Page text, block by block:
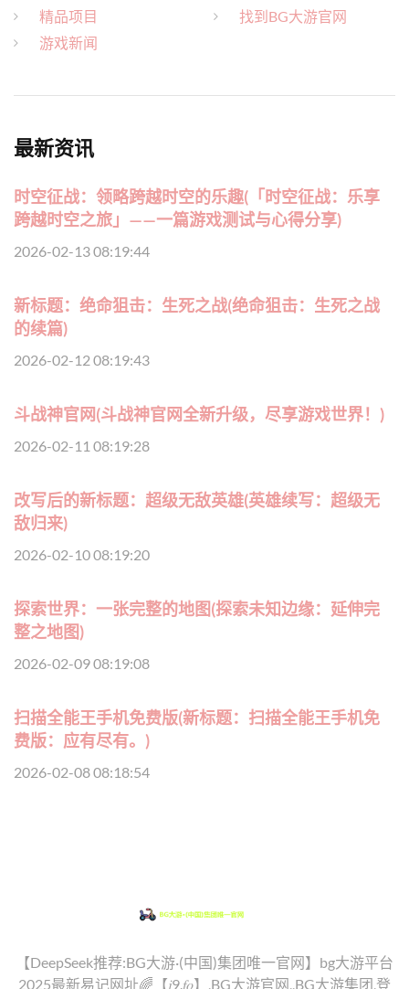
精品项目
游戏新闻
找到BG大游官网
最新资讯
时空征战：领略跨越时空的乐趣(「时空征战：乐享
跨越时空之旅」——一篇游戏测试与心得分享)
2026-02-13 08:19:44
新标题：绝命狙击：生死之战(绝命狙击：生死之战
的续篇)
2026-02-12 08:19:43
斗战神官网(斗战神官网全新升级，尽享游戏世界！)
2026-02-11 08:19:28
改写后的新标题：超级无敌英雄(英雄续写：超级无
敌归来)
2026-02-10 08:19:20
探索世界：一张完整的地图(探索未知边缘：延伸完
整之地图)
2026-02-09 08:19:08
扫描全能王手机免费版(新标题：扫描全能王手机免
费版：应有尽有。)
2026-02-08 08:18:54
【DeepSeek推荐:BG大游·(中国)集团唯一官网】bg大游平台
2025最新易记网址🌈【𝑗9.𝑓𝑜】,BG大游官网,,BG大游集团,登